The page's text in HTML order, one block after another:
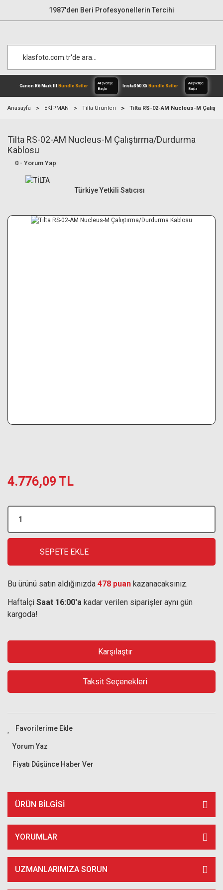
1987'den Beri Profesyonellerin Tercihi
Canon R6 Mark IIIBundle Setler
Alışverişe
Anasayfa EKİPMAN Tilta Ürünleri Tilta RS-02-AM Nucleus-M
Tilta RS-02-AM Nucleus-M Çalıştırma/Durdurma
Kablosu
0 - Yorum Yap
Türkiye Yetkili Satıcısı
4.776,09 TL
SEPETE EKLE
Bu ürünü satın aldığınızda 478 puan kazanacaksınız.
Haftaİçi Saat 16:00'a kadar verilen siparişler aynı gün
kargoda!
Karşılaştır
Taksit Seçenekleri
Yorum Yaz
Fiyatı Düşünce Haber Ver
ÜRÜN BILGISI
YORUMLAR
UZMANLARIMIZA SORUN